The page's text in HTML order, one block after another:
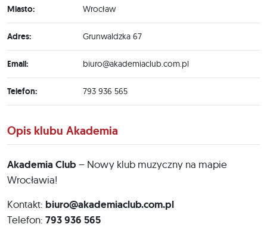
Miasto: Wrocław
Adres: Grunwaldzka 67
Email: biuro@akademiaclub.com.pl
Telefon: 793 936 565
Opis klubu Akademia
Akademia Club – Nowy klub muzyczny na mapie
Wrocławia!
Kontakt: biuro@akademiaclub.com.pl
Telefon: 793 936 565